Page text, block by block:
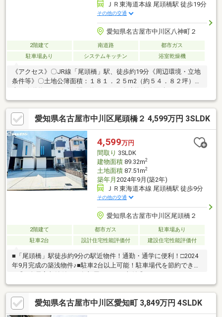
ＪＲ東海道本線 尾頭橋駅 徒歩19分
その他の交通
愛知県名古屋市中川区八神町２
2階建て 南道路
都市ガス
駐車場あり
システムキッチン 浴室乾燥機
《アクセス》〇JR線「尾頭橋」駅、徒歩約19分《周辺環境・立地
条件等》〇土地公簿面積：１８１．２５m2（約５４．８２坪）〇
６４m2（約５７．９７坪）〇１階：１０７．６４m2 ２階：８
４．００m2 〇３LDKの間取りとなっておりますが、2階部分の
洋室は、仕切りを設けることで2つの洋室に変更することが可能で
す。（別途費用要す）〇ロイヤルハウス旧施工《建築用途》〇第
１種住居地域〇建蔽率：６０％/容積率：２００％
愛知県名古屋市中川区尾頭橋２ 4,599万円 3SLDK
4,599万円
間取り 3SLDK
建物面積89.32m2
土地面積87.51m2
築年月 2024年9月(築2年)
ＪＲ東海道本線 尾頭橋駅 徒歩9分
その他の交通
愛知県名古屋市中川区尾頭橋２
2階建て 都市ガス
駐車場あり
駐車2台
設計住宅性能評価付 建設住宅性能評価付
■「尾頭橋」駅徒歩約9分の駅近物件！通勤・通学に便利！□2024
年9月完成の築浅物件♪■駐車2台以上可能！駐車場代を節約できま
す◎□全居室収納付き！各部屋スッキリ収納◎＊＊ライフインフ
ォメーション＊＊■JR東海道本線「尾頭橋」駅…徒歩約9分□八熊
小学校…徒歩約9分■山王中学校…徒歩約15分□星条幼稚園…徒歩約2
分■ファミリーマート尾頭橋通店…徒歩約2分物件の詳細はもちろ
ん、住宅ローンなどのご相談も承ります！まずはお気軽にお問い
愛知県名古屋市中川区愛知町 3,849万円 4SLDK